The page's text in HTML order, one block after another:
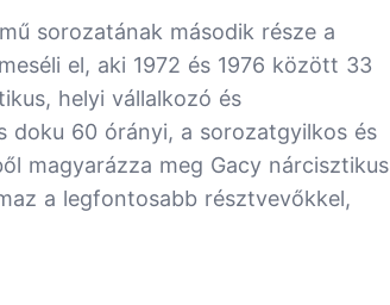
sorozatának második része a
el, aki 1972 és 1976 között 33
helyi vállalkozó és
doku 60 órányi, a sorozatgyilkos és
magyarázza meg Gacy nárcisztikus
a legfontosabb résztvevőkkel,